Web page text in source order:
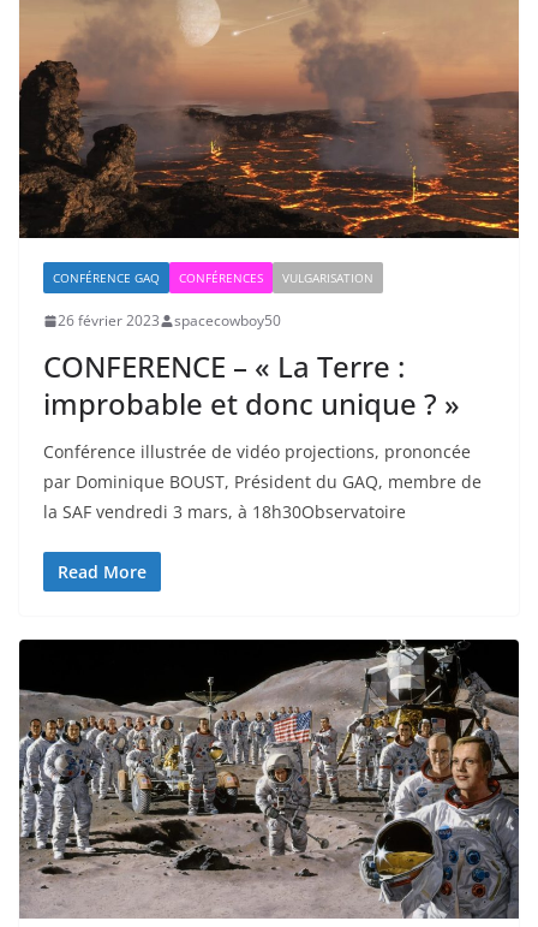
CONFÉRENCE GAQ CONFÉRENCES VULGARISATION
26 février 2023 spacecowboy50
CONFERENCE – « La Terre :
improbable et donc unique ? »
Conférence illustrée de vidéo projections, prononcée
par Dominique BOUST, Président du GAQ, membre de
la SAF vendredi 3 mars, à 18h30Observatoire
Read More